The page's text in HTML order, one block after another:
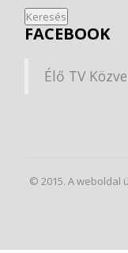
FACEBOOK
Élő TV
© 2015. A weboldal